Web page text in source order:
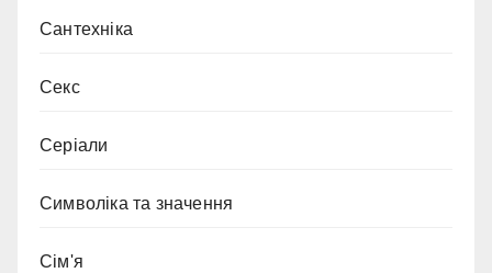
Сантехніка
Секс
Серіали
Символіка та значення
Сім'я